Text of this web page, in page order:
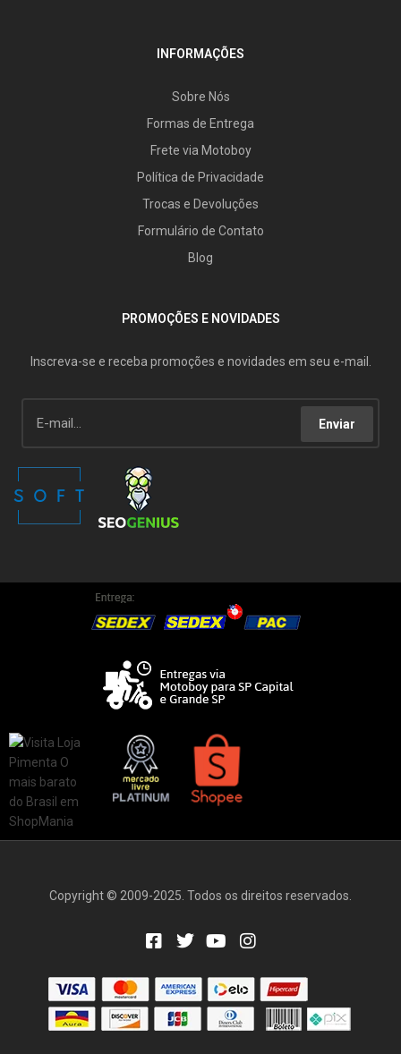
INFORMAÇÕES
Sobre Nós
Formas de Entrega
Frete via Motoboy
Política de Privacidade
Trocas e Devoluções
Formulário de Contato
Blog
PROMOÇÕES E NOVIDADES
Inscreva-se e receba promoções e novidades em seu e-mail.
Enviar
Copyright © 2009-2025. Todos os direitos reservados.